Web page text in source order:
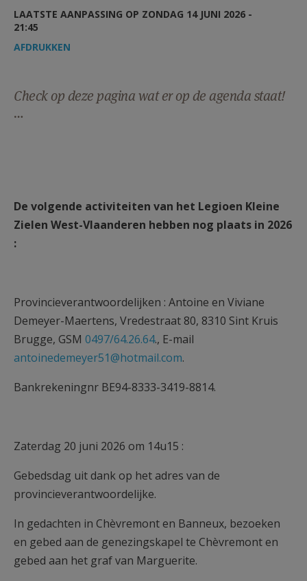
AANMELDEN OF REGISTREREN
LAATSTE AANPASSING OP ZONDAG 14 JUNI 2026 -
21:45
AFDRUKKEN
Check op deze pagina wat er op de agenda staat!
…
De volgende activiteiten van het Legioen Kleine
Zielen West-Vlaanderen hebben nog plaats in 2026
:
Provincieverantwoordelijken : Antoine en Viviane
Demeyer-Maertens, Vredestraat 80, 8310 Sint Kruis
Brugge, GSM 0497/64.26.64., E-mail
antoinedemeyer51@hotmail.com.
Bankrekeningnr BE94-8333-3419-8814.
Zaterdag 20 juni 2026 om 14u15 :
Gebedsdag uit dank op het adres van de
provincieverantwoordelijke.
In gedachten in Chèvremont en Banneux, bezoeken
en gebed aan de genezingskapel te Chèvremont en
gebed aan het graf van Marguerite.